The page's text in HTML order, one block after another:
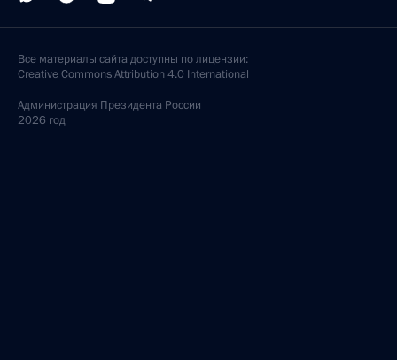
Все материалы сайта доступны по лицензии:
Creative Commons Attribution 4.0 International
Администрация Президента России
2026 год